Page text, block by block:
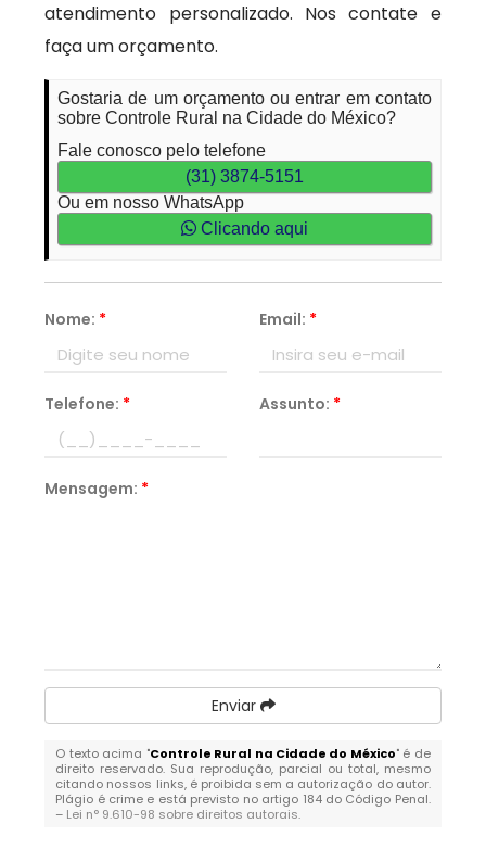
atendimento personalizado. Nos contate e
faça um orçamento.
Gostaria de um orçamento ou entrar em contato
sobre Controle Rural na Cidade do México?
Fale conosco pelo telefone
(31) 3874-5151
Ou em nosso WhatsApp
Clicando aqui
Nome: * Email: *
Telefone: * Assunto: *
Mensagem: *
Enviar
O texto acima "Controle Rural na Cidade do México" é de
direito reservado. Sua reprodução, parcial ou total, mesmo
citando nossos links, é proibida sem a autorização do autor.
Plágio é crime e está previsto no artigo 184 do Código Penal.
– Lei n° 9.610-98 sobre direitos autorais.